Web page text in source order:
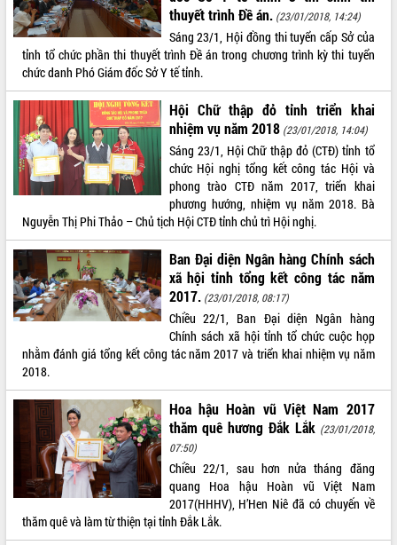
Hội thảo khoa học “Giải pháp thúc đẩy
phát triển nền kinh tế xanh tại tỉnh
Đắk Lắk”
Tăng cường giám sát, đôn đốc thực
hiện nhiệm vụ quản lý tài sản công
hàng tuần
Tháo gỡ những vướng mắc, đẩy mạnh
công tác cải cách thủ tục hành chính
tại Trung tâm Phục vụ hành chính
công tỉnh
Đắk Lắk: Tôn vinh 46 giải pháp tại Hội
thi Sáng tạo Kỹ thuật 2024 - 2025
Đắk Lắk rà soát, điều chỉnh Đề án 190
về phát triển nuôi trồng thủy sản
Phó Chủ tịch UBND tỉnh Đắk Lắk
Trương Công Thái kiểm tra thực địa
Dự án cao tốc Khánh Hòa - Buôn Ma
Định vị cà phê Việt Nam như một “di
sản sống” trong dòng chảy toàn cầu
Xây dựng nông thôn mới: Nâng cao đời
sống người dân từ những mô hình thiết
thực
Quyết liệt tháo gỡ vướng mắc, đẩy
nhanh tiến độ các dự án trọng điểm
trong Khu kinh tế Nam Phú Yên
Hòn Yến phát triển du lịch gắn với bảo
tồn biển
thuyết trình Đề án. (23/01/2018, 14:24)
Sáng 23/1, Hội đồng thi tuyển cấp Sở của
tỉnh tổ chức phần thi thuyết trình Đề án trong chương trình kỳ thi tuyển
chức danh Phó Giám đốc Sở Y tế tỉnh.
Hội Chữ thập đỏ tỉnh triển khai
nhiệm vụ năm 2018 (23/01/2018, 14:04)
Sáng 23/1, Hội Chữ thập đỏ (CTĐ) tỉnh tổ
chức Hội nghị tổng kết công tác Hội và
phong trào CTĐ năm 2017, triển khai
phương hướng, nhiệm vụ năm 2018. Bà
Nguyễn Thị Phi Thảo – Chủ tịch Hội CTĐ tỉnh chủ trì Hội nghị.
Ban Đại diện Ngân hàng Chính sách
xã hội tỉnh tổng kết công tác năm
2017. (23/01/2018, 08:17)
Chiều 22/1, Ban Đại diện Ngân hàng
Chính sách xã hội tỉnh tổ chức cuộc họp
nhằm đánh giá tổng kết công tác năm 2017 và triển khai nhiệm vụ năm
2018.
Hoa hậu Hoàn vũ Việt Nam 2017
thăm quê hương Đắk Lắk (23/01/2018,
07:50)
Chiều 22/1, sau hơn nửa tháng đăng
quang Hoa hậu Hoàn vũ Việt Nam
2017(HHHV), H’Hen Niê đã có chuyến về
thăm quê và làm từ thiện tại tỉnh Đắk Lắk.